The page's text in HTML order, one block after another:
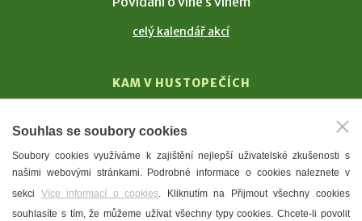
celý kalendář akcí
KAM V HUSTOPEČÍCH
T. G. Masaryk
Mandloně
Ubytování
Restaurace
Souhlas se soubory cookies
Soubory cookies využíváme k zajištění nejlepší uživatelské zkušenosti s
našimi webovými stránkami. Podrobné informace o cookies naleznete v
sekci Více informací o cookies. Kliknutím na Přijmout všechny cookies
souhlasíte s tím, že můžeme užívat všechny typy cookies. Chcete-li povolit